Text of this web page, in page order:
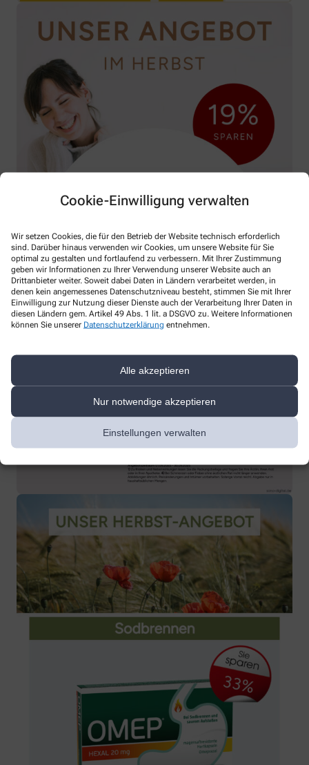
Cookie-Einwilligung verwalten
Wir setzen Cookies, die für den Betrieb der Website technisch erforderlich
sind. Darüber hinaus verwenden wir Cookies, um unsere Website für Sie
optimal zu gestalten und fortlaufend zu verbessern. Mit Ihrer Zustimmung
geben wir Informationen zu Ihrer Verwendung unserer Website auch an
Drittanbieter weiter. Soweit dabei Daten in Ländern verarbeitet werden, in
denen kein angemessenes Datenschutzniveau besteht, stimmen Sie mit Ihrer
Einwilligung zur Nutzung dieser Dienste auch der Verarbeitung Ihrer Daten in
diesen Ländern gem. Artikel 49 Abs. 1 lit. a DSGVO zu. Weitere Informationen
können Sie unserer Datenschutzerklärung entnehmen.
Alle akzeptieren
Nur notwendige akzeptieren
Einstellungen verwalten